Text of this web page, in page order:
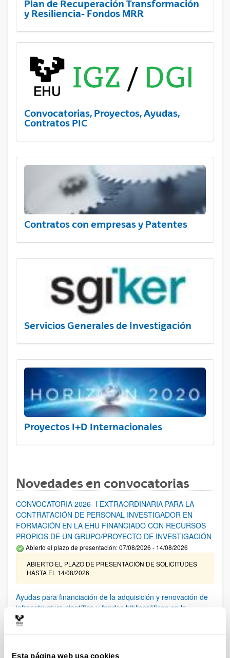
Esta página web usa cookies
Plan de Recuperación Transformación
y Resiliencia- Fondos MRR
Convocatorias, Proyectos, Ayudas,
Contratos PIC
Contratos con empresas y Patentes
Servicios Generales de Investigación
Proyectos I+D Internacionales
Novedades en convocatorias
CONVOCATORIA 2026- I EXTRAORDINARIA PARA LA
CONTRATACIÓN DE PERSONAL INVESTIGADOR EN
FORMACIÓN EN LA EHU FINANCIADO CON RECURSOS
PROPIOS DE UN GRUPO/PROYECTO DE INVESTIGACIÓN
Abierto el plazo de presentación: 07/08/2026 - 14/08/2026
ABIERTO EL PLAZO DE PRESENTACIÓN DE SOLICITUDES
HASTA EL 14/08/2026
Ayudas para financiación de la adquisición y renovación de
infraestructura científica y fondos bibliográficos en la
UPV/EHU 2026
solicitudes admitidas y excluidas. 23/03/2026: Relación